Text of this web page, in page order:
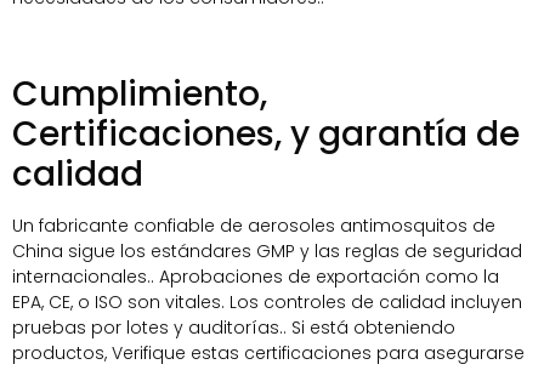
Cumplimiento,
Certificaciones, y garantía de
calidad
Un fabricante confiable de aerosoles antimosquitos de
China sigue los estándares GMP y las reglas de seguridad
internacionales.. Aprobaciones de exportación como la
EPA, CE, o ISO son vitales. Los controles de calidad incluyen
pruebas por lotes y auditorías.. Si está obteniendo
productos, Verifique estas certificaciones para asegurarse